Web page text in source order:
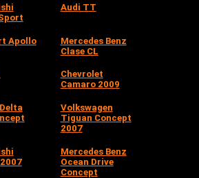
Audi TT
Apollo
Mercedes Benz
Clase CL
Chevrolet
Camaro 2009
Volkswagen
Tiguan Concept
2007
Mercedes Benz
Ocean Drive
Concept